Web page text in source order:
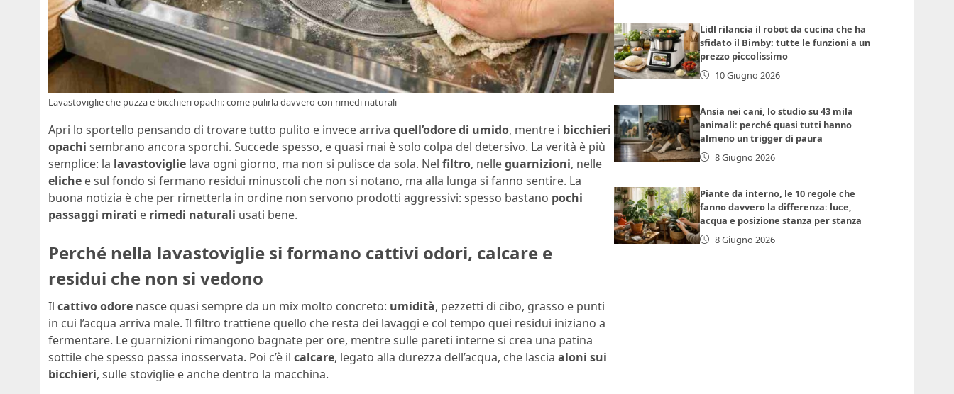
Lavastoviglie che puzza e bicchieri opachi: come pulirla davvero con rimedi naturali
Apri lo sportello pensando di trovare tutto pulito e invece arriva quell’odore di umido, mentre i bicchieri
opachi sembrano ancora sporchi. Succede spesso, e quasi mai è solo colpa del detersivo. La verità è più
semplice: la lavastoviglie lava ogni giorno, ma non si pulisce da sola. Nel filtro, nelleguarnizioni, nelle
eliche e sul fondo si fermano residui minuscoli che non si notano, ma alla lunga si fanno sentire. La
buona notizia è che per rimetterla in ordine non servono prodotti aggressivi: spesso bastano pochi
passaggi mirati e rimedi naturali usati bene.
Perché nella lavastoviglie si formano cattivi odori, calcare e
residui che non si vedono
Il cattivo odore nasce quasi sempre da un mix molto concreto: umidità, pezzetti di cibo, grasso e punti
in cui l’acqua arriva male. Il filtro trattiene quello che resta dei lavaggi e col tempo quei residui iniziano a
fermentare. Le guarnizioni rimangono bagnate per ore, mentre sulle pareti interne si crea una patina
sottile che spesso passa inosservata. Poi c’è il calcare, legato alla durezza dell’acqua, che lascia aloni sui
bicchieri, sulle stoviglie e anche dentro la macchina.
Lidl rilancia il robot da cucina che ha
sfidato il Bimby: tutte le funzioni a un
prezzo piccolissimo
10 Giugno 2026
Ansia nei cani, lo studio su 43 mila
animali: perché quasi tutti hanno
almeno un trigger di paura
8 Giugno 2026
Piante da interno, le 10 regole che
fanno davvero la differenza: luce,
acqua e posizione stanza per stanza
8 Giugno 2026